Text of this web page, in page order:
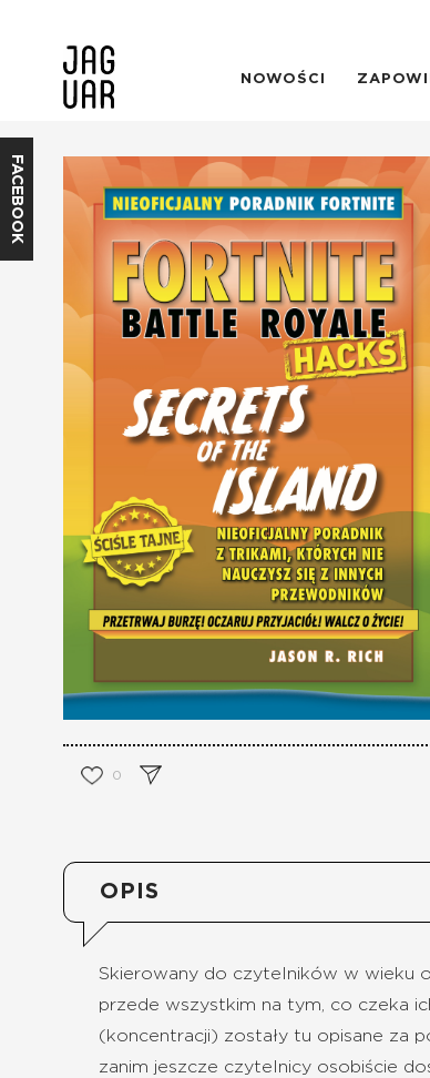
NOWOŚCI
FACEBOOK
0
OPIS
Skierowany do czytelników w wieku
przede wszystkim na tym, co czeka
(koncentracji) zostały tu opisane za
zanim jeszcze czytelnicy osobiście